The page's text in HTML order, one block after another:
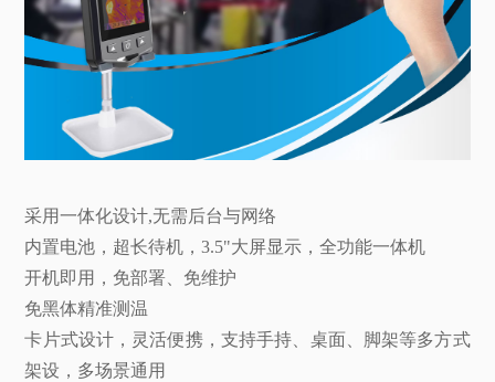
采用一体化设计,无需后台与网络
内置电池，超长待机，3.5"大屏显示，全功能一体机
开机即用，免部署、免维护
免黑体精准测温
卡片式设计，灵活便携，支持手持、桌面、脚架等多方式
架设，多场景通用